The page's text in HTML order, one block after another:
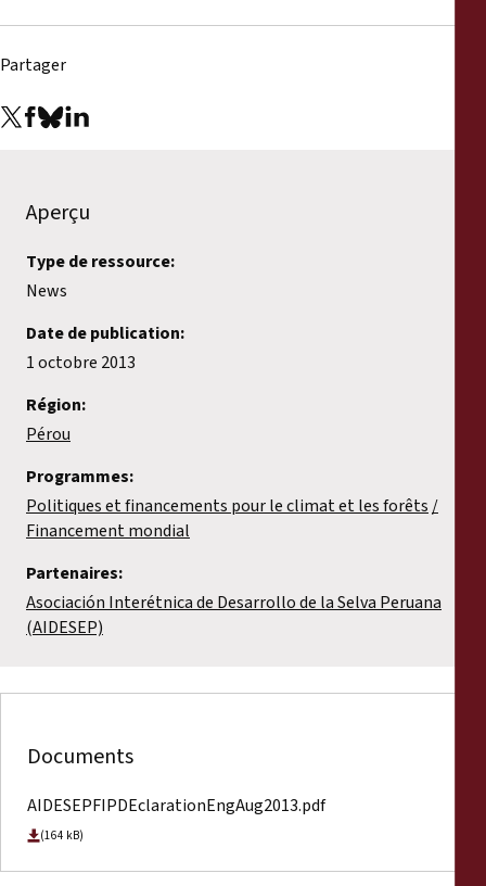
Partager
Aperçu
Type de ressource:
News
Date de publication:
1 octobre 2013
Région:
Pérou
Programmes:
Politiques et financements pour le climat et les forêts
Financement mondial
Partenaires:
Asociación Interétnica de Desarrollo de la Selva Peruana
(AIDESEP)
Documents
AIDESEPFIPDEclarationEngAug2013.pdf
(164 kB)